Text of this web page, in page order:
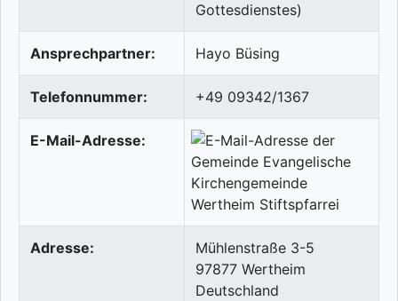
Gottesdienstes)
Ansprechpartner: Hayo Büsing
Telefonnummer: +49 09342/1367
E-Mail-Adresse:
Adresse:
Mühlenstraße 3-5
97877 Wertheim
Deutschland